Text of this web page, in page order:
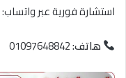
استشارة فورية عبر واتساب:
هاتف: